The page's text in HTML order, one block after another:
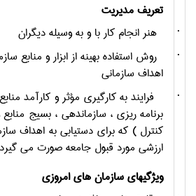
تعريف مديريت
·
هنر انجام کار با و به وسيله ديگران
·
روش استفاده بهينه از ابزار و منابع
اهداف سازمانی
·
فرايند به کارگيری مؤثر و کارآمد
برنامه ريزی ، سازماندهی ، بسيج
کنترل ) که برای دستيابی به اهداف
ارزشی مورد قبول جامعه صورت می گيرد
ويژگيهای سازمان های امروزی